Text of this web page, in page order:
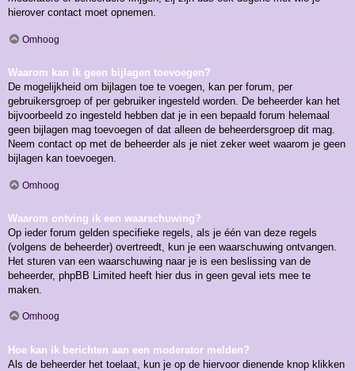
hierover contact moet opnemen.
Omhoog
Waarom kan ik geen bijlagen toevoegen?
De mogelijkheid om bijlagen toe te voegen, kan per forum, per
gebruikersgroep of per gebruiker ingesteld worden. De beheerder kan het
bijvoorbeeld zo ingesteld hebben dat je in een bepaald forum helemaal
geen bijlagen mag toevoegen of dat alleen de beheerdersgroep dit mag.
Neem contact op met de beheerder als je niet zeker weet waarom je geen
bijlagen kan toevoegen.
Omhoog
Waarom ontving ik een waarschuwing?
Op ieder forum gelden specifieke regels, als je één van deze regels
(volgens de beheerder) overtreedt, kun je een waarschuwing ontvangen.
Het sturen van een waarschuwing naar je is een beslissing van de
beheerder, phpBB Limited heeft hier dus in geen geval iets mee te
maken.
Omhoog
Hoe kan ik berichten aan een moderator melden?
Als de beheerder het toelaat, kun je op de hiervoor dienende knop klikken